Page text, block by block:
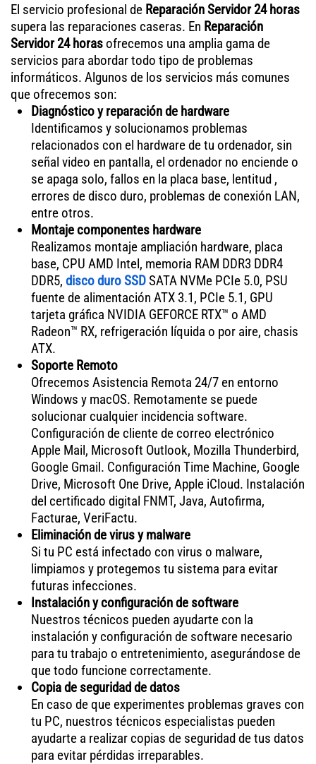
El servicio profesional de Reparación Servidor 24 horas
supera las reparaciones caseras. En Reparación
Servidor 24 horasofrecemos una amplia gama de
servicios para abordar todo tipo de problemas
informáticos. Algunos de los servicios más comunes
que ofrecemos son:
Diagnóstico y reparación de hardware
Identificamos y solucionamos problemas
relacionados con el hardware de tu ordenador, sin
señal video en pantalla, el ordenador no enciende o
se apaga solo, fallos en la placa base, lentitud ,
errores de disco duro, problemas de conexión LAN,
entre otros.
Montaje componentes hardware
Realizamos montaje ampliación hardware, placa
base, CPU AMD Intel, memoria RAM DDR3 DDR4
DDR5, disco duro SSDSATA NVMe PCIe 5.0, PSU
fuente de alimentación ATX 3.1, PCIe 5.1, GPU
tarjeta gráfica NVIDIA GEFORCE RTX™ o AMD
Radeon™ RX, refrigeración líquida o por aire, chasis
ATX.
Soporte Remoto
Ofrecemos Asistencia Remota 24/7 en entorno
Windows y macOS. Remotamente se puede
solucionar cualquier incidencia software.
Configuración de cliente de correo electrónico
Apple Mail, Microsoft Outlook, Mozilla Thunderbird,
Google Gmail. Configuración Time Machine, Google
Drive, Microsoft One Drive, Apple iCloud. Instalación
del certificado digital FNMT, Java, Autofirma,
Facturae, VeriFactu.
Eliminación de virus y malware
Si tu PC está infectado con virus o malware,
limpiamos y protegemos tu sistema para evitar
futuras infecciones.
Instalación y configuración de software
Nuestros técnicos pueden ayudarte con la
instalación y configuración de software necesario
para tu trabajo o entretenimiento, asegurándose de
que todo funcione correctamente.
Copia de seguridad de datos
En caso de que experimentes problemas graves con
tu PC, nuestros técnicos especialistas pueden
ayudarte a realizar copias de seguridad de tus datos
para evitar pérdidas irreparables.